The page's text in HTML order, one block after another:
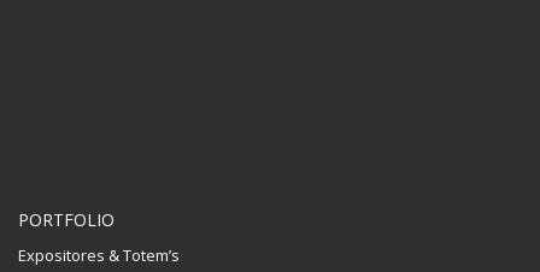
PORTFOLIO
Expositores & Totem’s